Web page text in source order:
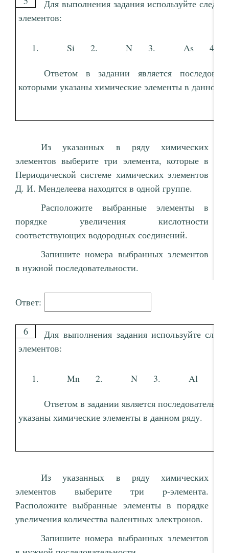
Для выполнения задания используйте
элементов:
Si N As
Ответом в задании является
которыми указаны химические элементы в данном
Из указанных в ряду химических
элементов выберите три элемента, которые в
Периодической системе химических элементов
Д. И. Менделеева находятся в одной группе.
Расположите выбранные элементы в
порядке увеличения кислотности
соответствующих водородных соединений.
Запишите номера выбранных элементов
в нужной последовательности.
Ответ:
6
Для выполнения задания используйте
элементов:
Mn N Al
Ответом в задании является
указаны химические элементы в данном ряду.
Из указанных в ряду химических
элементов выберите три p-элемента.
Расположите выбранные элементы в порядке
увеличения количества валентных электронов.
Запишите номера выбранных элементов